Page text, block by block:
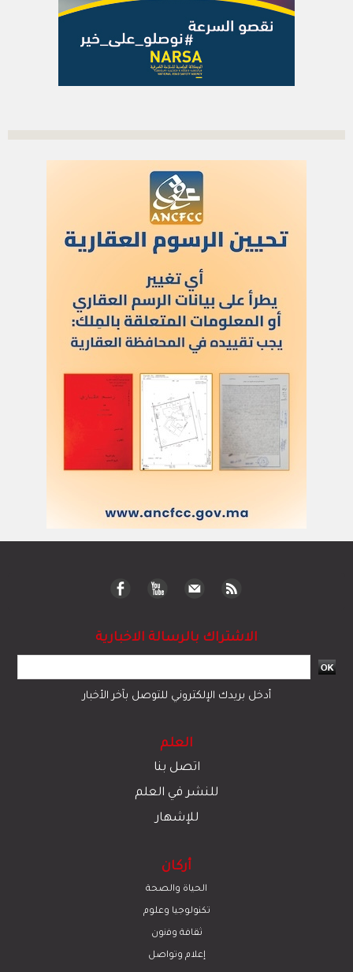
الاشتراك بالرسالة الاخبارية
أدخل بريدك الإلكتروني للتوصل بآخر الأخبار
العلم
اتصل بنا
للنشر في العلم
للإشهار
أركان
الحياة والصحة
تكنولوجيا وعلوم
ﺛﻘﺎﻓﺔ وﻓﻧون
إعلام وتواصل